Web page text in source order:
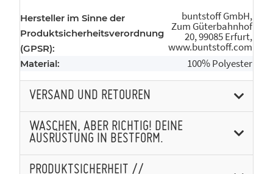
Hersteller im Sinne der
Produktsicherheitsverordnung
(GPSR):
buntstoff GmbH,
Zum Güterbahnhof
20, 99085 Erfurt,
www.buntstoff.com
Material: 100% Polyester
VERSAND UND RETOUREN
WASCHEN, ABER RICHTIG! DEINE
AUSRÜSTUNG IN BESTFORM.
PRODUKTSICHERHEIT //